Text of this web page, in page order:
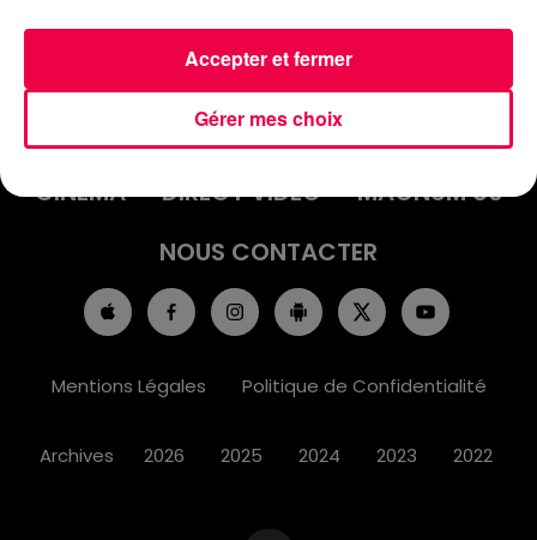
INFOS
EMISSIONS
JEUX
PODCASTS
CINÉMA
DIRECT VIDÉO
MAGNUM 80
NOUS CONTACTER
Mentions Légales Politique de Confidentialité
Archives 2026 2025 2024 2023 2022
Gérer mes choix
Accepter et fermer